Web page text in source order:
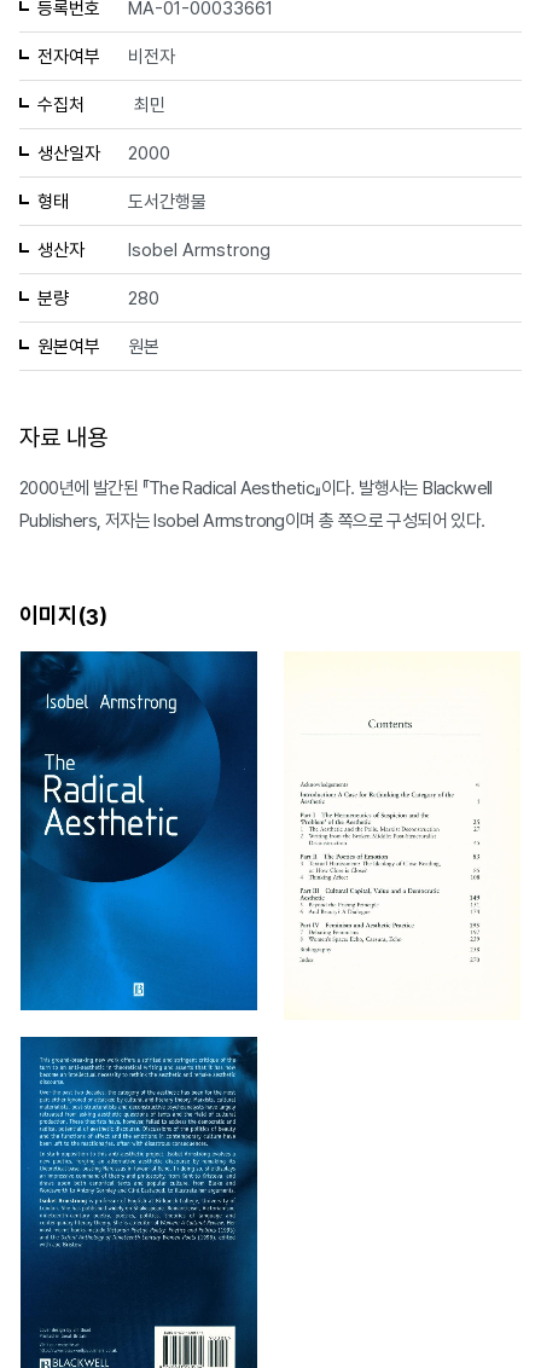
등록번호 MA-01-00033661
전자여부 비전자
수집처 최민
생산일자 2000
형태 도서간행물
생산자 Isobel Armstrong
분량 280
원본여부 원본
자료 내용
2000년에 발간된 『The Radical Aesthetic』이다. 발행사는 Blackwell
Publishers, 저자는 Isobel Armstrong이며 총 쪽으로 구성되어 있다.
이미지(3)